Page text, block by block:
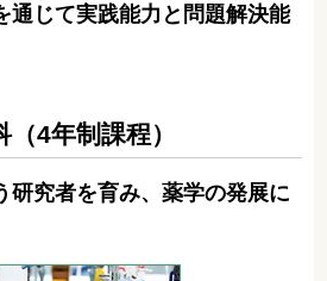
通じて実践能力と問題解決能
4年制課程）
研究者を育み、薬学の発展に